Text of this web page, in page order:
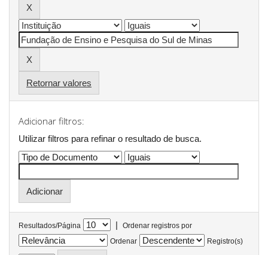
Retornar valores
Adicionar filtros:
Utilizar filtros para refinar o resultado de busca.
Resultados/Página |
Ordenar registros por
Ordenar
Registro(s)